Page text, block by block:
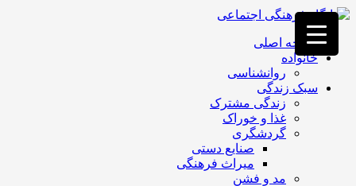
فصد
خون
غرب
تهران
خشکشویی
تصفیه
صفحه اصلی
خانواده
روانشناسی
سبک زندگی
زندگی مشترک
غذا و خوراک
گردشگری
صنایع دستی
میراث فرهنگی
مد و فشن